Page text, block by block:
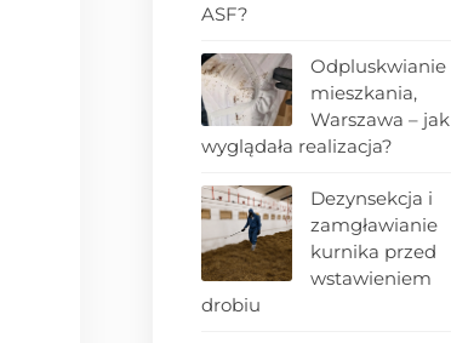
ASF?
Odpluskwianie
mieszkania,
Warszawa – jak
wyglądała realizacja?
Dezynsekcja i
zamgławianie
kurnika przed
wstawieniem
drobiu